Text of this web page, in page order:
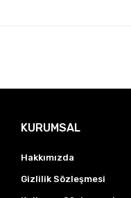
KURUMSAL
Hakkımızda
Gizlilik Sözleşmesi